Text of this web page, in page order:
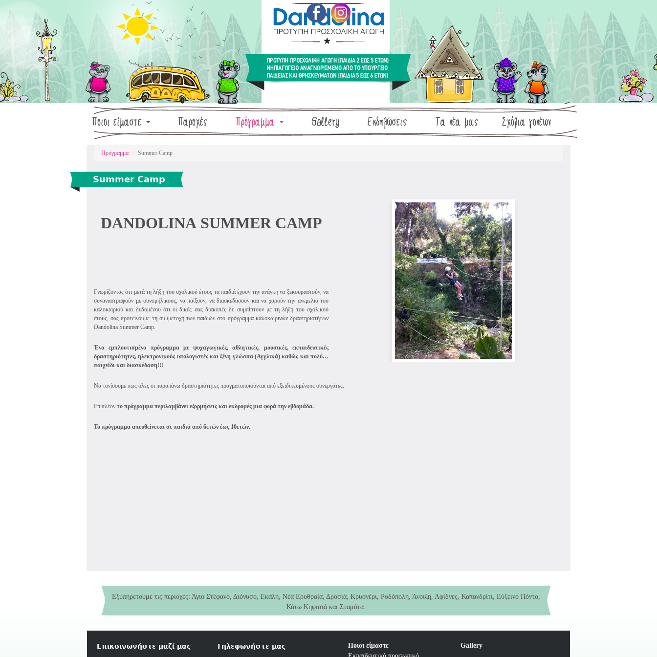
Dandolina
Ποιοι είμαστε Παροχές Πρόγραμμα Gallery Εκδηλώσεις Τα νέα μας Σχόλια γονέων
Πρόγραμμα Summer Camp
Summer Camp
DANDOLINA SUMMER CAMP
Γνωρίζοντας ότι μετά τη λήξη του σχολικού έτους τα παιδιά έχουν την ανάγκη να ξεκουραστούν, να
συναναστραφούν με συνομήλικους, να παίξουν, να διασκεδάσουν και να χαρούν την ανεμελιά του
καλοκαιριού και δεδομένου ότι οι δικές σας διακοπές δε συμπίπτουν με τη λήξη του σχολικού
έτους, σας προτείνουμε τη συμμετοχή των παιδιών στο πρόγραμμα καλοκαιρινών δραστηριοτήτων
Dandolina Summer Camp.
Ένα εμπλουτισμένο πρόγραμμα με ψυχαγωγικές, αθλητικές, μουσικές, εκπαιδευτικές
δραστηριότητες, ηλεκτρονικούς υπολογιστές και ξένη γλώσσα (Αγγλικά) καθώς και πολύ…
παιχνίδι και διασκέδαση!!!
Να τονίσουμε πως όλες οι παραπάνω δραστηριότητες πραγματοποιούνται από εξειδικευμένους συνεργάτες.
Επιπλέον το πρόγραμμα περιλαμβάνει εξορμήσεις και εκδρομές μια φορά την εβδομάδα.
Το πρόγραμμα απευθείνεται σε παιδιά από 6ετών έως 10ετών.
Εξυπηρετούμε τις περιοχές: Άγιο Στέφανο, Διόνυσο, Εκάλη, Νέα Ερυθραία, Δροσιά, Κρυονέρι, Ροδόπολη, Άνοιξη, Αφίδνες, Καπανδρίτι, Εύξεινο Πόντο,
Κάτω Κηφισιά και Σταμάτα.
Παιδικός Σταθμός (παιδιά 2 έως 5 ετών)
Επικοινωνήστε μαζί μας Τηλεφωνήστε μας
Ποιοι είμαστε
Εκπαιδευτικό προσωπικό
Gallery